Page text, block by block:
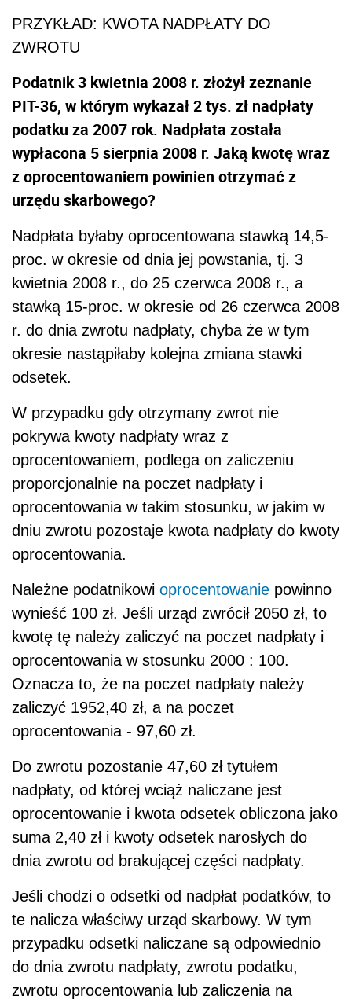
PRZYKŁAD: KWOTA NADPŁATY DO
ZWROTU
Podatnik 3 kwietnia 2008 r. złożył zeznanie
PIT-36, w którym wykazał 2 tys. zł nadpłaty
podatku za 2007 rok. Nadpłata została
wypłacona 5 sierpnia 2008 r. Jaką kwotę wraz
z oprocentowaniem powinien otrzymać z
urzędu skarbowego?
Nadpłata byłaby oprocentowana stawką 14,5-
proc. w okresie od dnia jej powstania, tj. 3
kwietnia 2008 r., do 25 czerwca 2008 r., a
stawką 15-proc. w okresie od 26 czerwca 2008
r. do dnia zwrotu nadpłaty, chyba że w tym
okresie nastąpiłaby kolejna zmiana stawki
odsetek.
W przypadku gdy otrzymany zwrot nie
pokrywa kwoty nadpłaty wraz z
oprocentowaniem, podlega on zaliczeniu
proporcjonalnie na poczet nadpłaty i
oprocentowania w takim stosunku, w jakim w
dniu zwrotu pozostaje kwota nadpłaty do kwoty
oprocentowania.
Należne podatnikowi oprocentowanie powinno
wynieść 100 zł. Jeśli urząd zwrócił 2050 zł, to
kwotę tę należy zaliczyć na poczet nadpłaty i
oprocentowania w stosunku 2000 : 100.
Oznacza to, że na poczet nadpłaty należy
zaliczyć 1952,40 zł, a na poczet
oprocentowania - 97,60 zł.
Do zwrotu pozostanie 47,60 zł tytułem
nadpłaty, od której wciąż naliczane jest
oprocentowanie i kwota odsetek obliczona jako
suma 2,40 zł i kwoty odsetek narosłych do
dnia zwrotu od brakującej części nadpłaty.
Jeśli chodzi o odsetki od nadpłat podatków, to
te nalicza właściwy urząd skarbowy. W tym
przypadku odsetki naliczane są odpowiednio
do dnia zwrotu nadpłaty, zwrotu podatku,
zwrotu oprocentowania lub zaliczenia na